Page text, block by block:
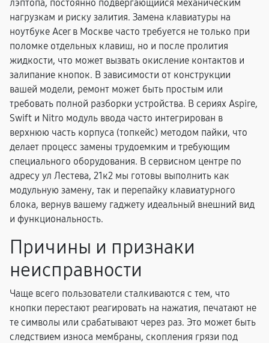
лэптопа, постоянно подвергающийся механическим
нагрузкам и риску залития. Замена клавиатуры на
ноутбуке Acer в Москве часто требуется не только при
поломке отдельных клавиш, но и после пролития
жидкости, что может вызвать окисление контактов и
залипание кнопок. В зависимости от конструкции
вашей модели, ремонт может быть простым или
требовать полной разборки устройства. В сериях Aspire,
Swift и Nitro модуль ввода часто интегрирован в
верхнюю часть корпуса (топкейс) методом пайки, что
делает процесс замены трудоемким и требующим
специального оборудования. В сервисном центре по
адресу ул Лестева, 21к2 мы готовы выполнить как
модульную замену, так и перепайку клавиатурного
блока, вернув вашему гаджету идеальный внешний вид
и функциональность.
Причины и признаки
неисправности
Чаще всего пользователи сталкиваются с тем, что
кнопки перестают реагировать на нажатия, печатают не
те символы или срабатывают через раз. Это может быть
следствием износа мембраны, скопления грязи под